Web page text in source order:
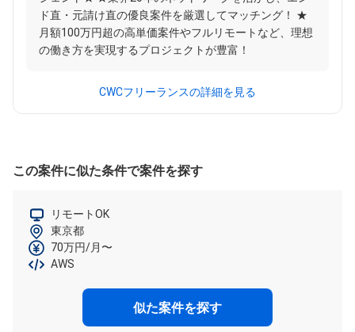
ド直・元請け直の優良案件を厳選してマッチング！ ★
月額100万円超の高単価案件やフルリモートなど、理想
の働き方を実現するプロジェクトが豊富！
CWCフリーランスの詳細を見る
この案件に似た条件で案件を探す
リモートOK
東京都
70万円/月〜
AWS
似た案件を探す